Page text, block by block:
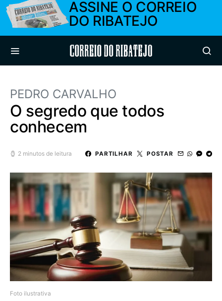
ASSINE O CORREIO
DO RIBATEJO
Correio do Ribatejo
PEDRO CARVALHO
O segredo que todos
conhecem
2 minutos de leitura PARTILHAR POSTAR
Foto ilustrativa